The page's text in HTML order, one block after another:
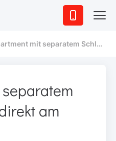
mit separatem Schlafzimmer direkt am Meer
am